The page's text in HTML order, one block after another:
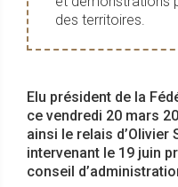
des territoires.
Elu président de la
ce vendredi 20 mars
ainsi le relais d’Olivier
intervenant le 19 juin
conseil